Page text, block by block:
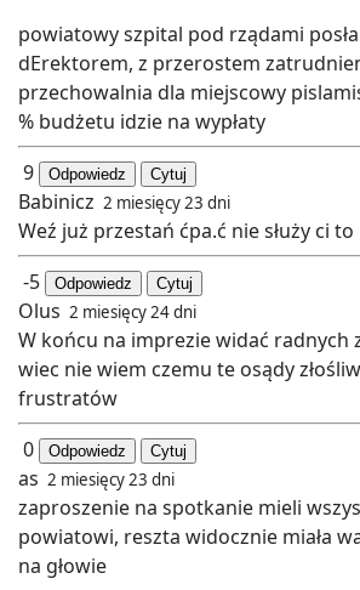
powiatowy szpital pod rządami
dErektorem, z przerostem
przechowalnia dla miejscowy
% budżetu idzie na wypłaty
9
Odpowiedz Cytuj
Babinicz 2 miesięcy 23 dni
Weź już przestań ćpa.ć nie służy ci to
-5
Odpowiedz Cytuj
Olus 2 miesięcy 24 dni
W końcu na imprezie widać radnych
wiec nie wiem czemu te osądy
frustratów
0
Odpowiedz Cytuj
as 2 miesięcy 23 dni
zaproszenie na spotkanie mieli
powiatowi, reszta widocznie miała
na głowie